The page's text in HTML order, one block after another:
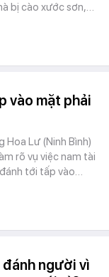
bị cào xước sơn,…
vào mặt phải
Hoa Lư (Ninh Bình)
rõ vụ việc nam tài
tới tấp vào…
đánh người vì